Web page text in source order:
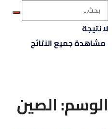
لا نتيجة
مشاهدة جميع النتائج
الوسم:الصين